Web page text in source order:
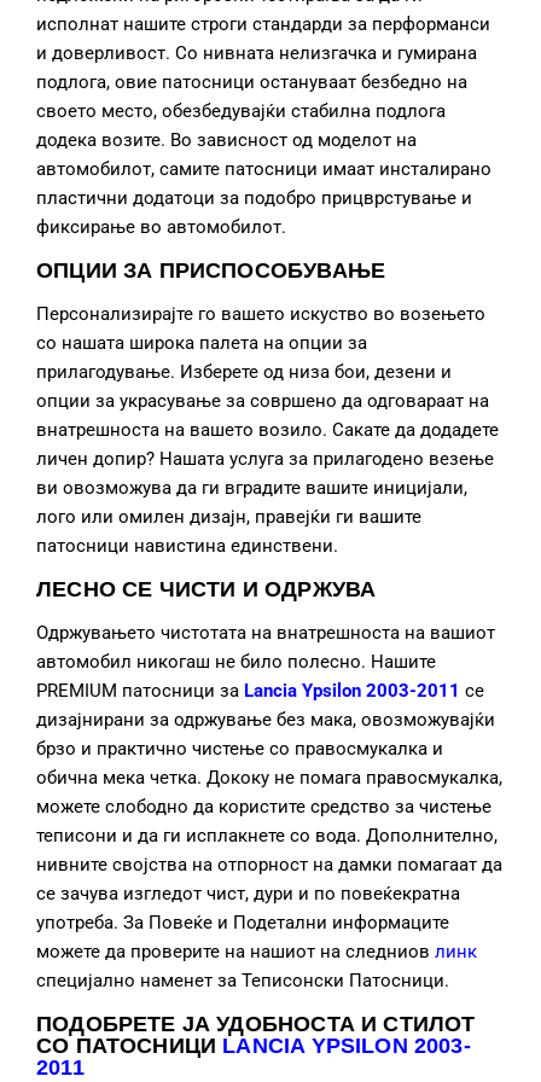
исполнат нашите строги стандарди за перформанси
и доверливост. Со нивната нелизгачка и гумирана
подлога, овие патосници остануваат безбедно на
своето место, обезбедувајќи стабилна подлога
додека возите. Во зависност од моделот на
автомобилот, самите патосници имаат инсталирано
пластични додатоци за подобро прицврстување и
фиксирање во автомобилот.
ОПЦИИ ЗА ПРИСПОСОБУВАЊЕ
Персонализирајте го вашето искуство во возењето
со нашата широка палета на опции за
прилагодување. Изберете од низа бои, дезени и
опции за украсување за совршено да одговараат на
внатрешноста на вашето возило. Сакате да додадете
личен допир? Нашата услуга за прилагодено везење
ви овозможува да ги вградите вашите иницијали,
лого или омилен дизајн, правејќи ги вашите
патосници навистина единствени.
ЛЕСНО СЕ ЧИСТИ И ОДРЖУВА
Одржувањето чистотата на внатрешноста на вашиот
автомобил никогаш не било полесно. Нашите
PREMIUM патосници за Lancia Ypsilon 2003-2011 се
дизајнирани за одржување без мака, овозможувајќи
брзо и практично чистење со правосмукалка и
обична мека четка. Дококу не помага правосмукалка,
можете слободно да користите средство за чистење
теписони и да ги исплакнете со вода. Дополнително,
нивните својства на отпорност на дамки помагаат да
се зачува изгледот чист, дури и по повеќекратна
употреба. За Повеќе и Подетални информаците
можете да проверите на нашиот на следниов линк
специјално наменет за Теписонски Патосници.
ПОДОБРЕТЕ ЈА УДОБНОСТА И СТИЛОТ
СО ПАТОСНИЦИ LANCIA YPSILON 2003-
2011